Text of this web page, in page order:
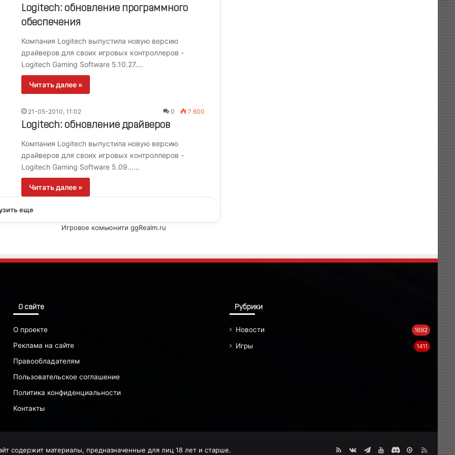
Logitech: обновление программного
обеспечения
Компания Logitech выпустила новую версию
драйверов для своих игровых контроллеров -
Logitech Gaming Software 5.10.27.…
Читать далее »
21-05-2010, 11:02 0 7 600
Logitech: обновление драйверов
Компания Logitech выпустила новую версию
драйверов для своих игровых контроллеров -
Logitech Gaming Software 5.09...…
Читать далее »
еще
Игровое комьюнити ggRealm.ru
О сайте
О проекте
Реклама на сайте
Правообладателям
Пользовательское соглашение
Политика конфиденциальности
Контакты
Рубрики
Новости 1692
Игры 1411
содержит материалы, предназначенные для лиц 18 лет и старше. RSS vk.comTelegramRuTubeDiscord
MAXDzen